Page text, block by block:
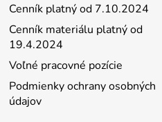
Cenník platný od 7.10.2024
Cenník materiálu platný od
19.4.2024
Voľné pracovné pozície
Podmienky ochrany osobných
údajov